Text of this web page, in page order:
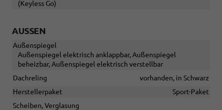
(Keyless Go)
AUSSEN
Außenspiegel
Außenspiegel elektrisch anklappbar, Außenspiegel
beheizbar, Außenspiegel elektrisch verstellbar
Dachreling
vorhanden, in Schwarz
Herstellerpaket
Sport-Paket
Scheiben, Verglasung